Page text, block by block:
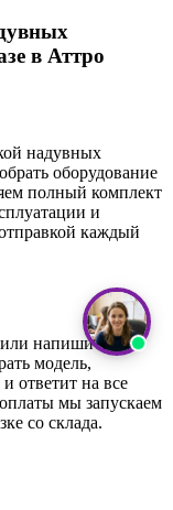
в Аттро
надувных
оборудование
полный комплект
и
каждый
или напишите в
модель,
ответит на все
мы запускаем
со склада.